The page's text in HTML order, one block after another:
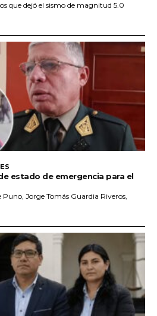
que dejó el sismo de magnitud 5.0
estado de emergencia para el
Puno, Jorge Tomás Guardia Riveros,